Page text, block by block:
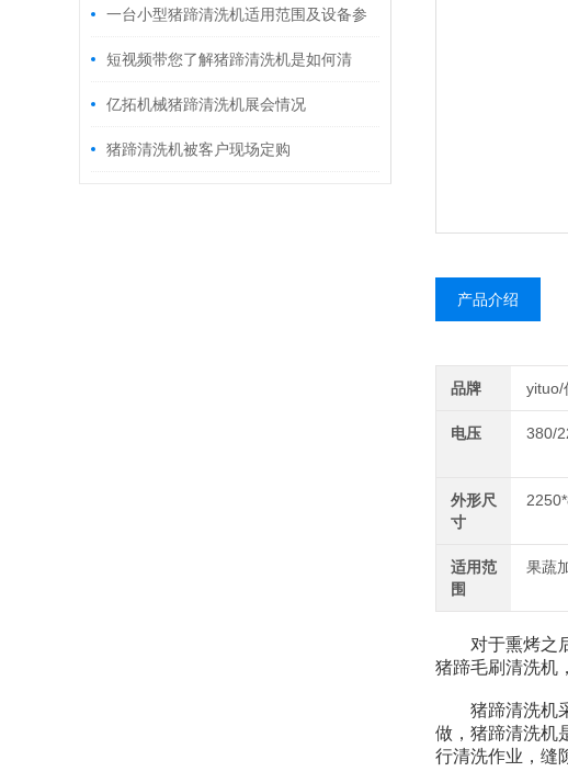
一台小型猪蹄清洗机适用范围及设备参
数 短视频带您了解猪蹄清洗机是如何清
洗？亿拓机械猪蹄清洗机展会情况
猪蹄清洗机被客户现场定购
产品介绍
品牌 yituo/
电压 380/
外形尺
寸
适用范
围
果蔬
对于熏烤之后
猪蹄毛刷清洗机
猪蹄清洗机采
做，猪蹄清洗机
行清洗作业，缝